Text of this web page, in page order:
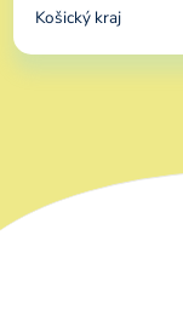
Košický kraj